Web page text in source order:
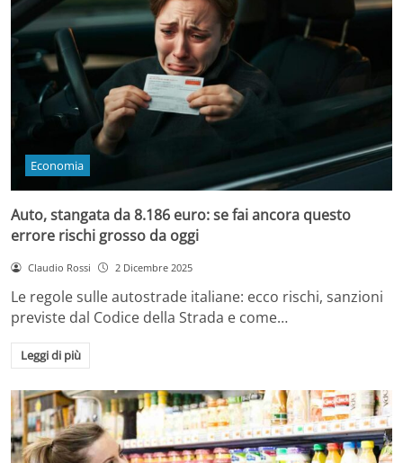
Economia
Auto, stangata da 8.186 euro: se fai ancora questo
errore rischi grosso da oggi
Claudio Rossi 2 Dicembre 2025
Le regole sulle autostrade italiane: ecco rischi, sanzioni
previste dal Codice della Strada e come…
Leggi di più